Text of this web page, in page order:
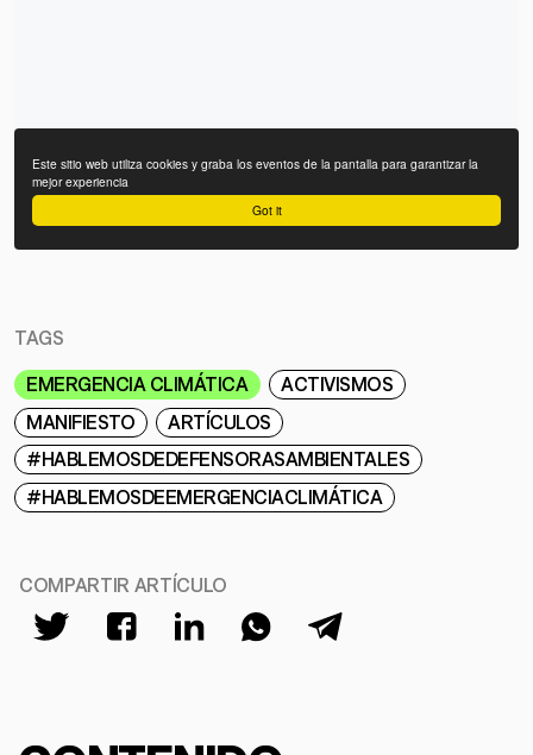
TAGS
EMERGENCIA CLIMÁTICA
ACTIVISMOS
MANIFIESTO
ARTÍCULOS
#HABLEMOSDEDEFENSORASAMBIENTALES
#HABLEMOSDEEMERGENCIACLIMÁTICA
COMPARTIR ARTÍCULO